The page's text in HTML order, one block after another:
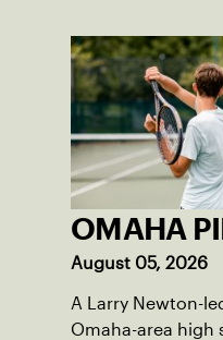
OMAHA
August 05, 2026
A Larry Newton-
Omaha-area high